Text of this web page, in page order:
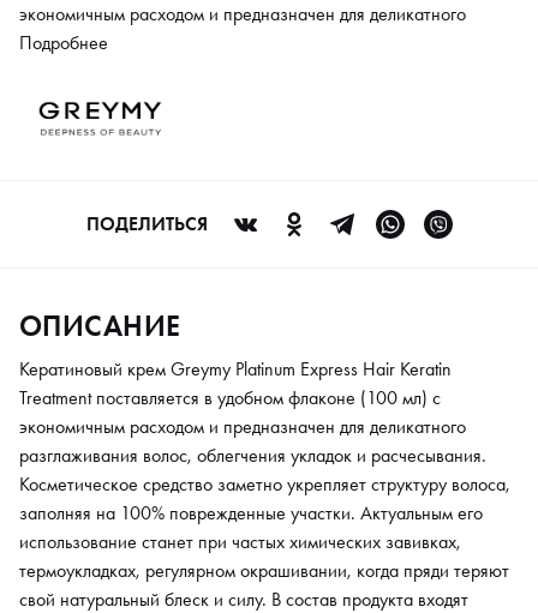
экономичным расходом и предназначен для деликатного
разглаживания волос, облегчения укладок и расчесывания.
заполняя на 100% поврежденные участки. Актуальным его
использование станет при частых химических завивках,
гидролизованный кератин, касторовое масло, а также
различные аминокислоты, которые в комплексе обеспечивают
также вступают альгинаты, экстракт черной икры, семян
грейпфрута, растительные масла. Крем заметно улучшает
плотность волос, делая их атласно гладкими без расслоений и
посеченных кончиков. Бережный уход поможет создать
быстрые голливудские укладки на любом типе волос. Экспресс
разглаживание от Greymy сохраняет эффект эластичности и
сияния до трех месяцев. Для этого нанесите на влажные
волосы состав, предварительно разделив пряди шириной по 3-
5 см. С отступом от корней распределите крем по всей длине
с помощью гребешка и высушите феном через 20-25 минут.
Подробнее
ПОДЕЛИТЬСЯ
ОПИСАНИЕ
Кератиновый крем Greymy Platinum Express Hair Keratin
Treatment поставляется в удобном флаконе (100 мл) с
экономичным расходом и предназначен для деликатного
разглаживания волос, облегчения укладок и расчесывания.
Косметическое средство заметно укрепляет структуру волоса,
заполняя на 100% поврежденные участки. Актуальным его
использование станет при частых химических завивках,
термоукладках, регулярном окрашивании, когда пряди теряют
свой натуральный блеск и силу. В состав продукта входят